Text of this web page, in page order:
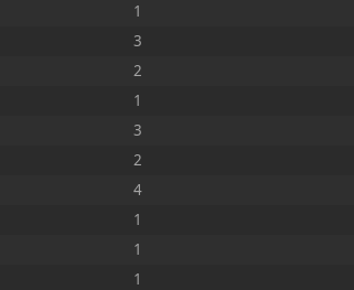
1
3
2
1
3
2
4
1
1
1